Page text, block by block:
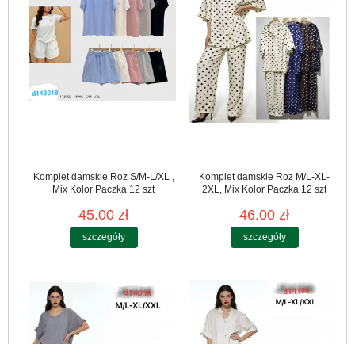
Komplet damskie Roz S/M-L/XL ,
Mix Kolor Paczka 12 szt
45.00 zł
szczegóły
Komplet damskie Roz M/L-XL-
2XL, Mix Kolor Paczka 12 szt
46.00 zł
szczegóły